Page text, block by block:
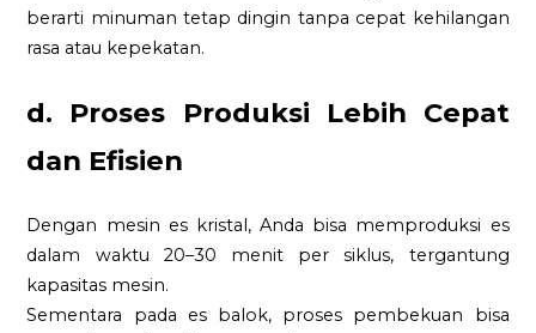
berarti minuman tetap dingin tanpa cepat kehilangan
rasa atau kepekatan.
d. Proses Produksi Lebih Cepat
dan Efisien
Dengan mesin es kristal, Anda bisa memproduksi es
dalam waktu 20–30 menit per siklus, tergantung
kapasitas mesin.
Sementara pada es balok, proses pembekuan bisa